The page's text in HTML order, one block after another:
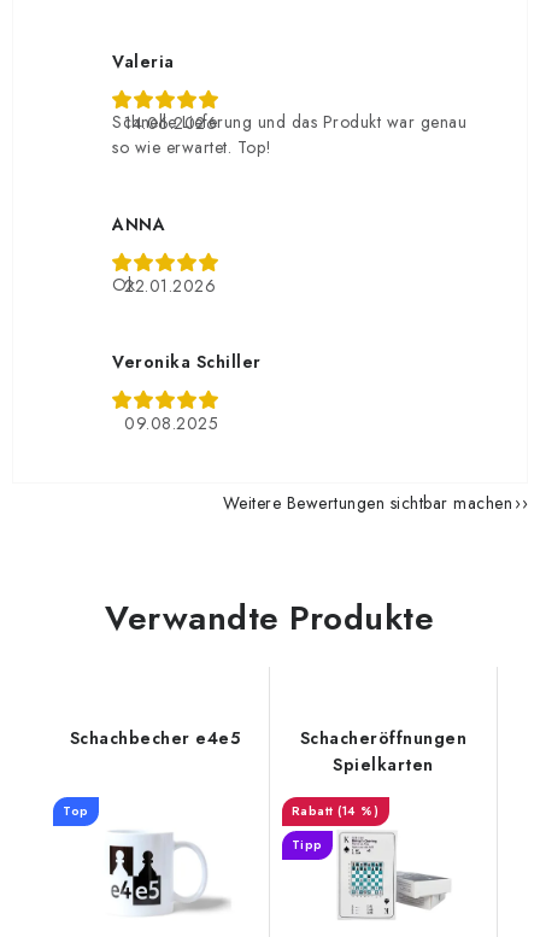
Valeria
14.06.2026
Schnelle Lieferung und das Produkt war genau
so wie erwartet. Top!
ANNA
22.01.2026
Ok
Veronika Schiller
09.08.2025
Weitere Bewertungen sichtbar machen
Verwandte Produkte
Schachbecher e4e5
Top
Schacheröffnungen
Spielkarten
(14 %)
Tipp